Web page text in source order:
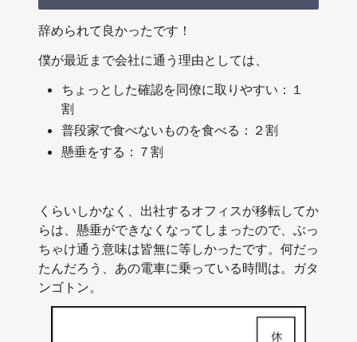
辞められて良かったです！
僕が最近まで会社に通う理由としては、
ちょっとした確認を同僚に取りやすい：１
割
普段家で食べないものを食べる：２割
懸垂をする：７割
くらいしかなく、出社するオフィスが移転してか
らは、懸垂ができなくなってしまったので、ぶっ
ちゃけ通う意味は皆無に等しかったです。何だっ
たんだろう、あの電車に乗っている時間は。ガタ
ンゴトン。